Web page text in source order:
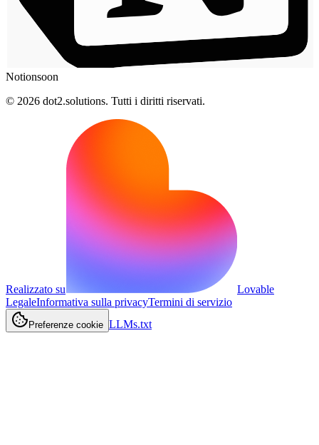
Notionsoon
© 2026 dot2.solutions. Tutti i diritti riservati.
Realizzato su
Lovable
LegaleInformativa sulla privacyTermini di servizio
Preferenze cookie LLMs.txt